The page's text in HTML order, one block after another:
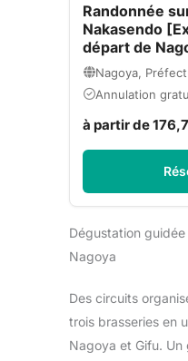
Randonnée
Nakasendo
départ de
Nagoya,
Annulation
à partir de
Dégustation
Nagoya
Des circuits
trois brasseries en
Nagoya et Gifu.